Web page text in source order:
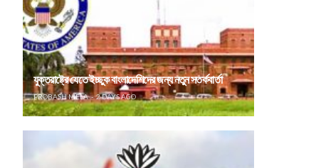
যুক্তরাষ্ট্রে যেতে ইচ্ছুক বাংলাদেশিদের জন্য নতুন সতর্কবার্তা
PROBASH MELA 2 DAYS AGO